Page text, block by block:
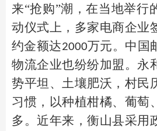
来“抢购”潮，在当地举行
动仪式上，多家电商企业
约金额达2000万元。中国
物流企业也纷纷加盟。永
势平坦、土壤肥沃，村民
习惯，以种植柑橘、葡萄
多。近年来，衡山县采用